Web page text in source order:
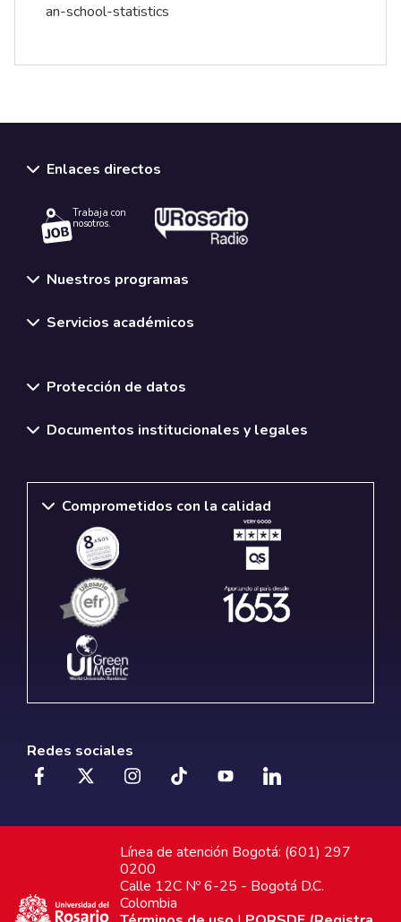
an-school-statistics
Enlaces directos
Trabaja con
nosotros.
Nuestros programas
Servicios académicos
Protección de datos
Documentos institucionales y legales
Comprometidos con la calidad
Redes sociales
Línea de atención Bogotá: (601) 297
0200
Calle 12C Nº 6-25 - Bogotá D.C.
Colombia